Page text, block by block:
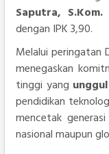
Saputra, S.Kom.
dengan IPK 3,90.
Melalui peringatan
menegaskan
tinggi yang
pendidikan
mencetak
nasional maupun